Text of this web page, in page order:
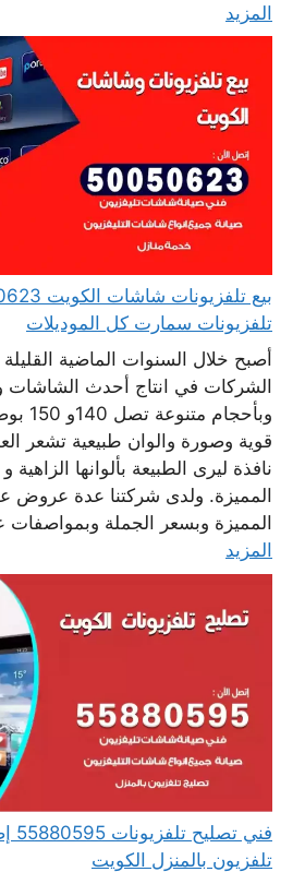
المزيد
تلفزيونات سمارت كل الموديلات
أصبح خلال السنوات الماضية
الشركات في انتاج أحدث الشاشات
قوية وصورة والوان طبيعية تشعر
نافذة ليرى الطبيعة بألوانها
المميزة. ولدى شركتنا عدة عروض
المميزة وبسعر الجملة وبمواصفات
المزيد
تلفزيون بالمنزل الكويت